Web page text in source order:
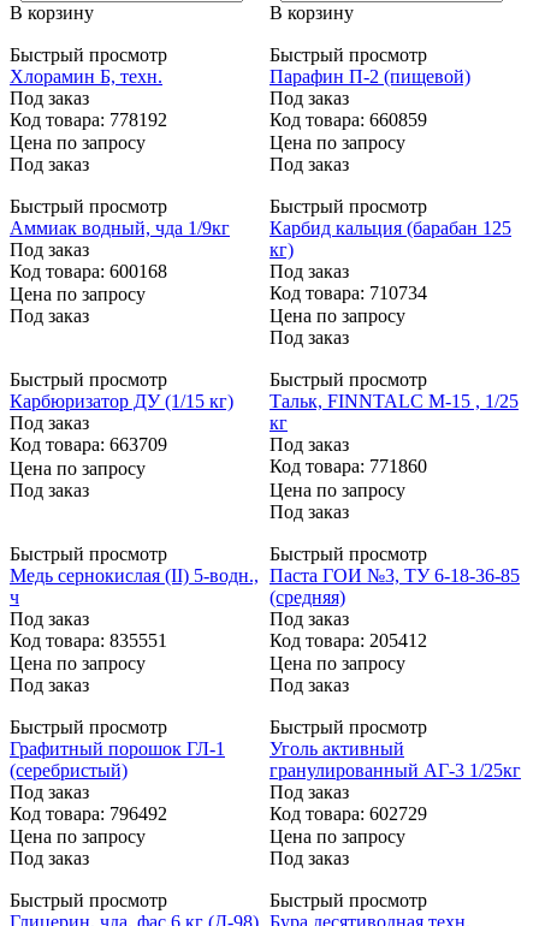
В корзину
В корзину
Быстрый просмотр
Хлорамин Б, техн.
Под заказ
Код товара: 778192
Цена по запросу
Под заказ
Быстрый просмотр
Парафин П-2 (пищевой)
Под заказ
Код товара: 660859
Цена по запросу
Под заказ
Быстрый просмотр
Аммиак водный, чда 1/9кг
Под заказ
Код товара: 600168
Цена по запросу
Под заказ
Быстрый просмотр
Карбид кальция (барабан 125
кг)
Под заказ
Код товара: 710734
Цена по запросу
Под заказ
Быстрый просмотр
Карбюризатор ДУ (1/15 кг)
Под заказ
Код товара: 663709
Цена по запросу
Под заказ
Быстрый просмотр
Тальк, FINNTALC М-15 , 1/25
кг
Под заказ
Код товара: 771860
Цена по запросу
Под заказ
Быстрый просмотр
Медь сернокислая (II) 5-водн.,
ч
Под заказ
Код товара: 835551
Цена по запросу
Под заказ
Быстрый просмотр
Паста ГОИ №3, ТУ 6-18-36-85
(средняя)
Под заказ
Код товара: 205412
Цена по запросу
Под заказ
Быстрый просмотр
Графитный порошок ГЛ-1
(серебристый)
Под заказ
Код товара: 796492
Цена по запросу
Под заказ
Быстрый просмотр
Уголь активный
гранулированный АГ-3 1/25кг
Под заказ
Код товара: 602729
Цена по запросу
Под заказ
Быстрый просмотр
Быстрый просмотр